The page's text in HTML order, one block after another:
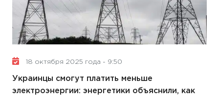
18 октября 2025 года - 9:50
Украинцы смогут платить меньше
электроэнергии: энергетики объяснили, как